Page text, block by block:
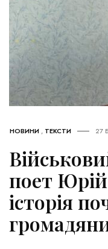
НОВИНИ , ТЕКСТИ 27
поет
історія